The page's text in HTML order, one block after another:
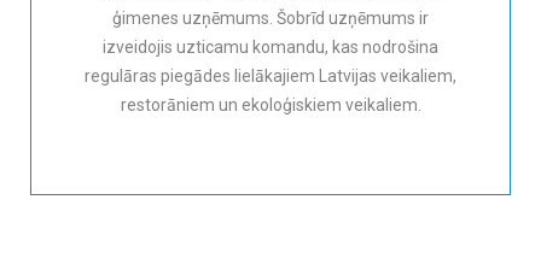
ģimenes uzņēmums. Šobrīd uzņēmums ir
izveidojis uzticamu komandu, kas nodrošina
regulāras piegādes lielākajiem Latvijas veikaliem,
restorāniem un ekoloģiskiem veikaliem.